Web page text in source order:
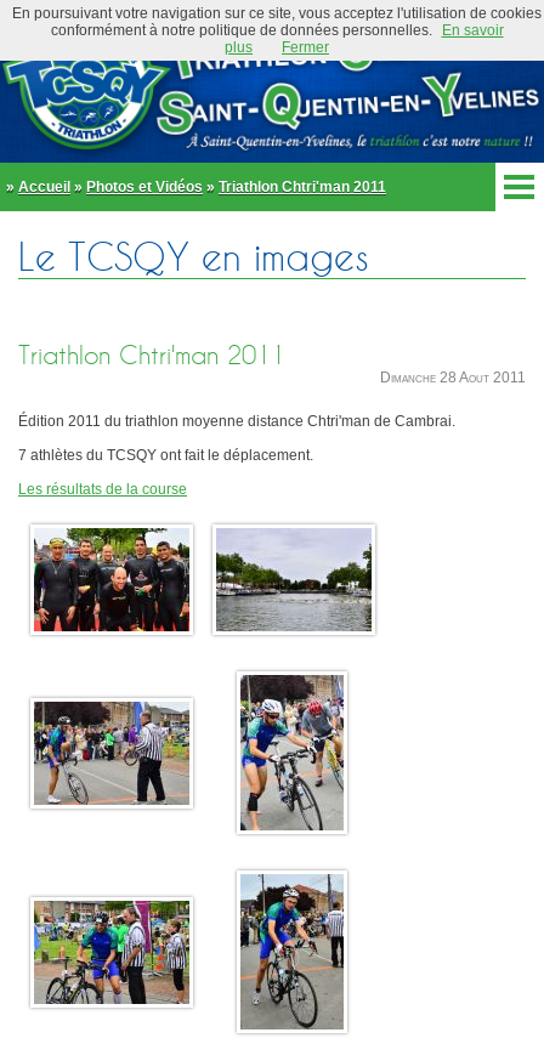
» Accueil » Photos et Vidéos » Triathlon Chtri'man 2011
Accueil Actualités
Organigramme
École de triathlon
Trombinoscope
Partenaires
Adhérer au club
Bike and Run 2026
Parcours
Plan d'accès
Résultats
Bike and Run 2025
Bike and Run 2024
Bike and Run 2023
Bike and Run 2022
Bike and Run 2018
Bike and Run 2017
Bike and Run 2015
Bike and Run 2014
Bike and Run 2013
Horaires
Lieux d'entraînement
Matériel
Pense-bête
Photos / Vidéos
Compétitions
Calendrier
Courses club
Contact
Le TCSQY en images
Triathlon Chtri'man 2011
Dimanche 28 Aout 2011
Édition 2011 du triathlon moyenne distance Chtri'man de Cambrai.
7 athlètes du TCSQY ont fait le déplacement.
Les résultats de la course
En poursuivant votre navigation sur ce site, vous acceptez l'utilisation de cookies
conformément à notre politique de données personnelles.
En savoir
plus
Fermer